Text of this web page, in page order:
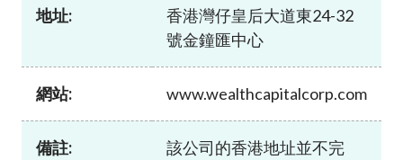
加入本會
地址:
香港灣仔皇后大道東24-32
號金鐘匯中心
網站: www.wealthcapitalcorp.com
備註:
該公司的香港地址並不完